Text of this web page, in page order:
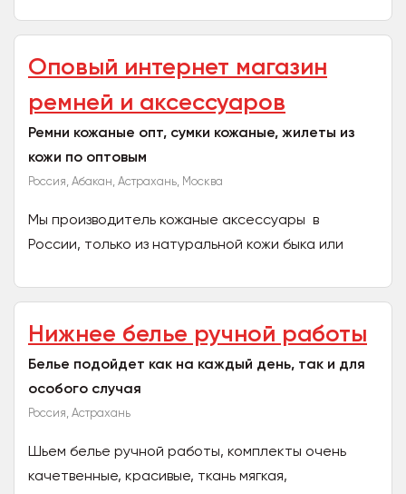
Оповый интернет магазин
ремней и аксессуаров
Ремни кожаные опт, сумки кожаные, жилеты из
кожи по оптовым
Россия, Абакан, Астрахань, Москва
Мы производитель кожаные аксессуары в
России, только из натуральной кожи быка или
предоплате....
Нижнее белье ручной работы
Белье подойдет как на каждый день, так и для
особого случая
Россия, Астрахань
Шьем белье ручной работы, комплекты очень
качетвенные, красивые, ткань мягкая,